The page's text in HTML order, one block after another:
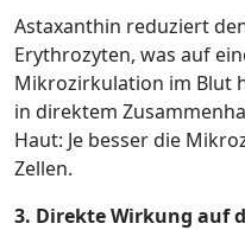
Astaxanthin reduziert
Erythrozyten, was auf
Mikrozirkulation im Blut
in direktem
Haut: Je besser die
Zellen.
3. Direkte Wirkung auf